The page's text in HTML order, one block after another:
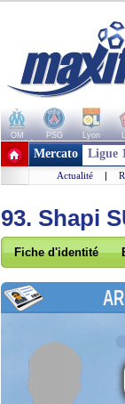
OM PSG Lyon
+ de clubs
Mercato Ligue
Actualité |
93. Shapi
Fiche d'identité